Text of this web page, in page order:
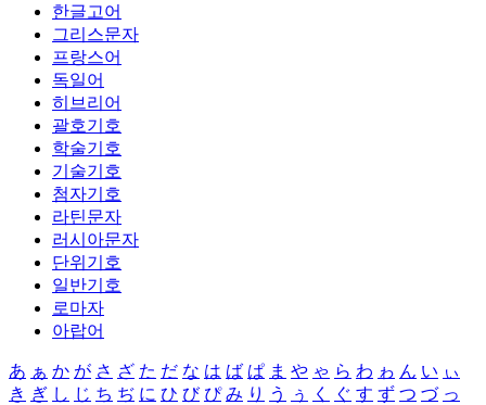
한글고어
그리스문자
프랑스어
독일어
히브리어
괄호기호
학술기호
기술기호
첨자기호
라틴문자
러시아문자
단위기호
일반기호
로마자
아랍어
あ ぁ か が さ ざ た だ な は ば ぱ ま や ゃ ら わ ゎ ん い ぃ
き ぎ し じ ち ぢ に ひ び ぴ み り う ぅ く ぐ す ず つ づ っ